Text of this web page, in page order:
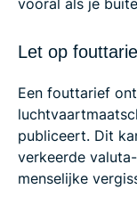
Let op
Een fouttarief
publiceert. Dit
verkeerde
menselijke